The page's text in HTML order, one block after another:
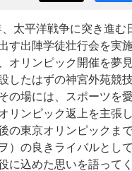
太平洋戦争に突き進む
す出陣学徒壮行会を実
オリンピック開催を夢
したはずの神宮外苑競
の場には、スポーツを
リンピック返上を主張
の東京オリンピックま
）の良きライバルとし
に込めた思いを語ってく